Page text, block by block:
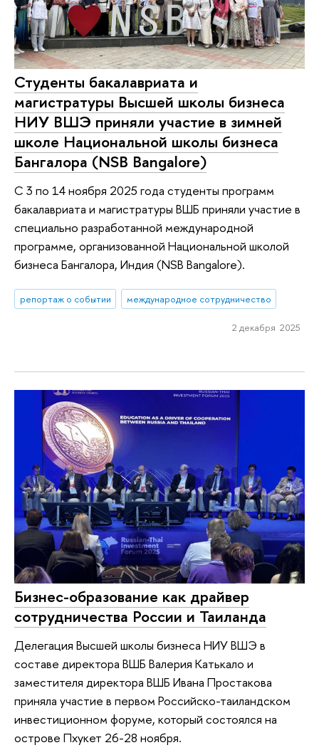
Студенты бакалавриата и
магистратуры Высшей школы бизнеса
НИУ ВШЭ приняли участие в зимней
школе Национальной школы бизнеса
Бангалора (NSB Bangalore)
C 3 по 14 ноября 2025 года студенты программ
бакалавриата и магистратуры ВШБ приняли участие в
специально разработанной международной
программе, организованной Национальной школой
бизнеса Бангалора, Индия (NSB Bangalore).
репортаж о событии международное сотрудничество
2 декабря 2025
Бизнес-образование как драйвер
сотрудничества России и Таиланда
Делегация Высшей школы бизнеса НИУ ВШЭ в
составе директора ВШБ Валерия Катькало и
заместителя директора ВШБ Ивана Простакова
приняла участие в первом Российско-таиландском
инвестиционном форуме, который состоялся на
острове Пхукет 26-28 ноября.